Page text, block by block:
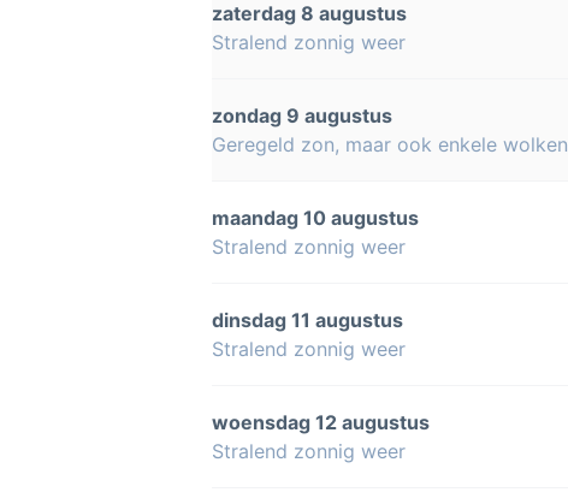
zaterdag 8 augustus
Stralend zonnig weer
zondag 9 augustus
Geregeld zon, maar ook enkele wolken
maandag 10 augustus
Stralend zonnig weer
dinsdag 11 augustus
Stralend zonnig weer
woensdag 12 augustus
Stralend zonnig weer